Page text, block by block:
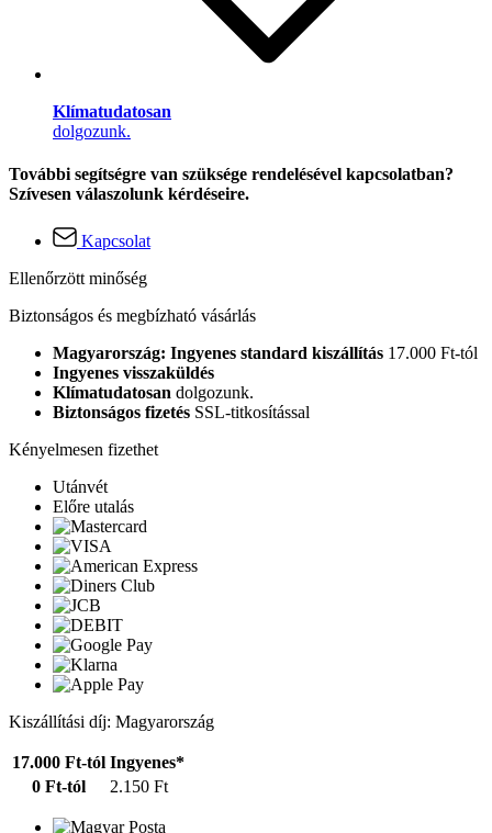
Klímatudatosan
dolgozunk.
További segítségre van szüksége rendelésével kapcsolatban?
Szívesen válaszolunk kérdéseire.
Kapcsolat
Ellenőrzött minőség
Biztonságos és megbízható vásárlás
Magyarország: Ingyenes standard kiszállítás 17.000 Ft-tól
Ingyenes visszaküldés
Klímatudatosan dolgozunk.
Biztonságos fizetés SSL-titkosítással
Kényelmesen fizethet
Utánvét
Előre utalás
Kiszállítási díj: Magyarország
17.000 Ft-tól Ingyenes*
0 Ft-tól
2.150 Ft